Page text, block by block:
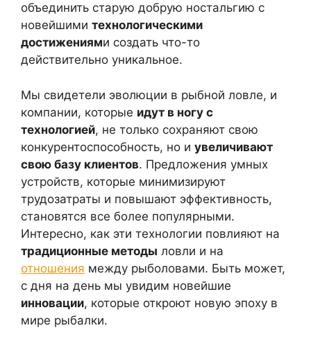
объединить старую добрую ностальгию с
новейшими технологическими
достижениями создать что-то
действительно уникальное.
Мы свидетели эволюции в рыбной ловле, и
компании, которые идут в ногу с
технологией, не только сохраняют свою
конкурентоспособность, но и увеличивают
свою базу клиентов. Предложения умных
устройств, которые минимизируют
трудозатраты и повышают эффективность,
становятся все более популярными.
Интересно, как эти технологии повлияют на
традиционные методы ловли и на
отношения между рыболовами. Быть может,
с дня на день мы увидим новейшие
инновации, которые откроют новую эпоху в
мире рыбалки.